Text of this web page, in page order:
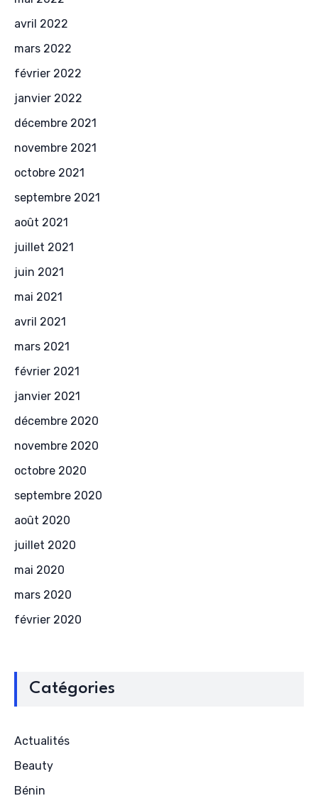
avril 2022
mars 2022
février 2022
janvier 2022
décembre 2021
novembre 2021
octobre 2021
septembre 2021
août 2021
juillet 2021
juin 2021
mai 2021
avril 2021
mars 2021
février 2021
janvier 2021
décembre 2020
novembre 2020
octobre 2020
septembre 2020
août 2020
juillet 2020
mai 2020
mars 2020
février 2020
Catégories
Actualités
Beauty
Bénin